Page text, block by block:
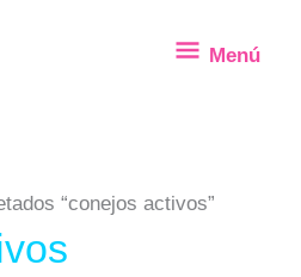
Menú
“conejos activos”